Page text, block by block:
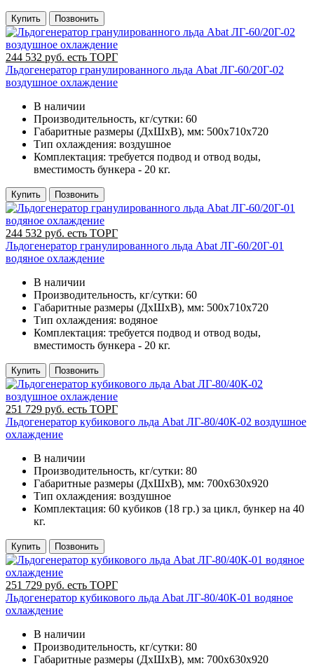
Купить Позвонить
244 532 руб. есть ТОРГ
Льдогенератор гранулированного льда Abat ЛГ-60/20Г-02
воздушное охлаждение
В наличии
Производительность, кг/сутки: 60
Габаритные размеры (ДхШхВ), мм: 500x710x720
Тип охлаждения: воздушное
Комплектация: требуется подвод и отвод воды,
вместимость бункера - 20 кг.
Купить Позвонить
244 532 руб. есть ТОРГ
Льдогенератор гранулированного льда Abat ЛГ-60/20Г-01
водяное охлаждение
В наличии
Производительность, кг/сутки: 60
Габаритные размеры (ДхШхВ), мм: 500x710x720
Тип охлаждения: водяное
Комплектация: требуется подвод и отвод воды,
вместимость бункера - 20 кг.
Купить Позвонить
251 729 руб. есть ТОРГ
Льдогенератор кубикового льда Abat ЛГ-80/40К-02 воздушное
охлаждение
В наличии
Производительность, кг/сутки: 80
Габаритные размеры (ДхШхВ), мм: 700х630х920
Тип охлаждения: воздушное
Комплектация: 60 кубиков (18 гр.) за цикл, бункер на 40
кг.
Купить Позвонить
251 729 руб. есть ТОРГ
Льдогенератор кубикового льда Abat ЛГ-80/40К-01 водяное
охлаждение
В наличии
Производительность, кг/сутки: 80
Габаритные размеры (ДхШхВ), мм: 700х630х920